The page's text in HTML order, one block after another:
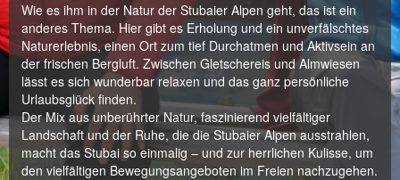
Wie es ihm in der Natur der Stubaier Alpen geht, das ist ein
anderes Thema. Hier gibt es Erholung und ein unverfälschtes
Naturerlebnis, einen Ort zum tief Durchatmen und Aktivsein an
der frischen Bergluft. Zwischen Gletschereis und Almwiesen
lässt es sich wunderbar relaxen und das ganz persönliche
Urlaubsglück finden.
Der Mix aus unberührter Natur, faszinierend vielfältiger
Landschaft und der Ruhe, die die Stubaier Alpen ausstrahlen,
macht das Stubai so einmalig – und zur herrlichen Kulisse, um
den vielfältigen Bewegungsangeboten im Freien nachzugehen.